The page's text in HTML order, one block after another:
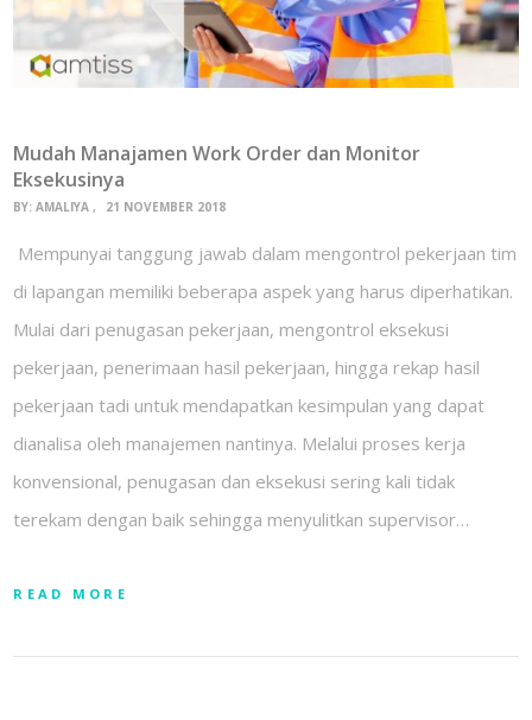
Mudah Manajamen Work Order dan Monitor
Eksekusinya
BY:AMALIYA 21 NOVEMBER 2018
Mempunyai tanggung jawab dalam mengontrol pekerjaan tim
di lapangan memiliki beberapa aspek yang harus diperhatikan.
Mulai dari penugasan pekerjaan, mengontrol eksekusi
pekerjaan, penerimaan hasil pekerjaan, hingga rekap hasil
pekerjaan tadi untuk mendapatkan kesimpulan yang dapat
dianalisa oleh manajemen nantinya. Melalui proses kerja
konvensional, penugasan dan eksekusi sering kali tidak
terekam dengan baik sehingga menyulitkan supervisor…
READ MORE